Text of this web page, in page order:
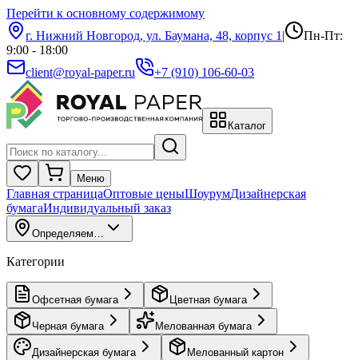
Перейти к основному содержимому
г. Нижний Новгород, ул. Баумана, 48, корпус 1 |
Пн-Пт:
9:00 - 18:00
client@royal-paper.ru
+7 (910) 106-60-03
Каталог
Меню
Главная страницаОптовые ценыШоурумДизайнерская
бумагаИндивидуальный заказ
Определяем…
Категории
Офсетная бумага Цветная бумага
Черная бумага Мелованная бумага
Дизайнерская бумага Мелованный картон